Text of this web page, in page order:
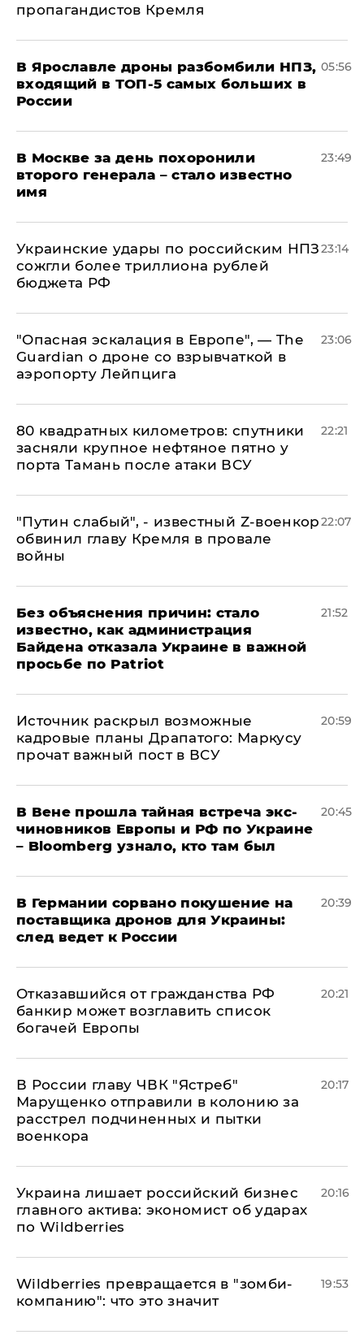
пропагандистов Кремля
В Ярославле дроны разбомбили НПЗ,
входящий в ТОП-5 самых больших в
России
05:56
В Москве за день похоронили
второго генерала – стало известно
имя
23:49
Украинские удары по российским НПЗ
сожгли более триллиона рублей
бюджета РФ
23:14
"Опасная эскалация в Европе", — The
Guardian о дроне со взрывчаткой в
аэропорту Лейпцига
23:06
80 квадратных километров: спутники
засняли крупное нефтяное пятно у
порта Тамань после атаки ВСУ
22:21
​"Путин слабый", - известный Z-военкор
обвинил главу Кремля в провале
войны
22:07
Без объяснения причин: стало
известно, как администрация
Байдена отказала Украине в важной
просьбе по Patriot
21:52
​Источник раскрыл возможные
кадровые планы Драпатого: Маркусу
прочат важный пост в ВСУ
20:59
В Вене прошла тайная встреча экс-
чиновников Европы и РФ по Украине
– Bloomberg узнало, кто там был
20:45
​В Германии сорвано покушение на
поставщика дронов для Украины:
след ведет к России
20:39
Отказавшийся от гражданства РФ
банкир может возглавить список
богачей Европы
20:21
В России главу ЧВК "Ястреб"
Марущенко отправили в колонию за
расстрел подчиненных и пытки
военкора
20:17
​Украина лишает российский бизнес
главного актива: экономист об ударах
по Wildberries
20:16
Wildberries превращается в "зомби-
компанию": что это значит
19:53